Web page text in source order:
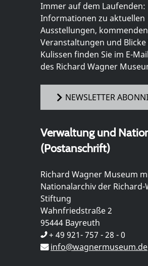
Immer auf dem Laufenden:
Informationen zu aktuellen
Ausstellungen, kommenden
Veranstaltungen und
Kulissen finden Sie im E-
des Richard Wagner
NEWSLETTER
Verwaltung und
(Postanschrift)
Richard Wagner Museum
Nationalarchiv der Richard-
Stiftung
Wahnfriedstraße 2
95444 Bayreuth
+ 49 921- 757 - 28 - 0
info@wagnermuseum.de